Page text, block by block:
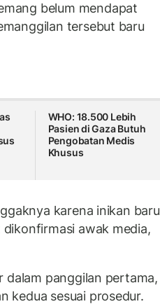
belum mendapat
tersebut baru
WHO: 18.500 Lebih
Pasien di Gaza Butuh
Pengobatan Medis
Khusus
karena inikan baru
awak media,
dalam panggilan pertama,
kedua sesuai prosedur.